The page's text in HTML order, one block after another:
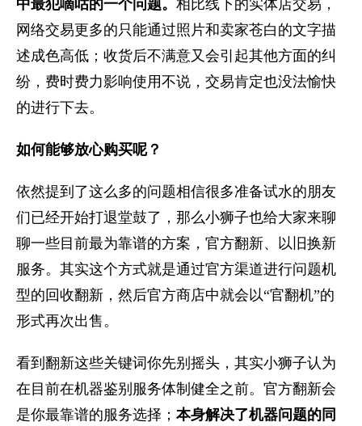
中最犯嘀咕的一个问题。 相比线下的实体店交易，
网络交易更多的只能通过照片和卖家苍白的文字描
述成色高低；收货后不满意又会引起其他方面的纠
纷，费时费力影响使用不说，交易肯定也没法愉快
的进行下去。
如何能够放心购买呢？
依然提到了这么多的问题相信很多准备试水的朋友
们已经开始打退堂鼓了，那么小狮子也给大家来聊
聊一些目前最为靠谱的方案，官方翻新、以旧换新
服务。其实这个方式就是通过官方渠道进行问题机
型的回收翻新，然后官方商店中就会以“官翻机”的
形式再次出售。
看到翻新这些关键词你先别摇头，其实小狮子认为
在目前在机器鉴别服务体制健全之前。官方翻新会
是你最靠谱的服务选择； 本身解决了机器问题的同